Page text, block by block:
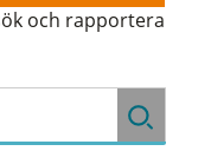
och rapportera